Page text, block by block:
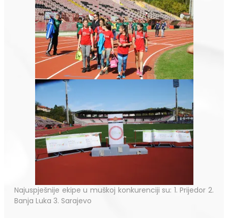
Najuspješnije ekipe u muškoj konkurenciji su: 1. Prijedor 2.
Banja Luka 3. Sarajevo